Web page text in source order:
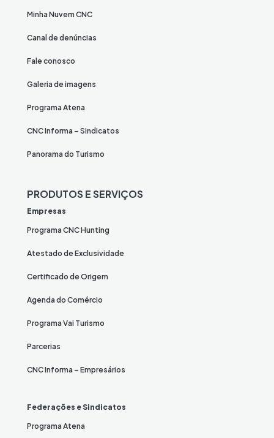
Minha Nuvem CNC
Canal de denúncias
Fale conosco
Galeria de imagens
Programa Atena
CNC Informa – Sindicatos
Panorama do Turismo
PRODUTOS E SERVIÇOS
Empresas
Programa CNC Hunting
Atestado de Exclusividade
Certificado de Origem
Agenda do Comércio
Programa Vai Turismo
Parcerias
CNC Informa – Empresários
Federações e Sindicatos
Programa Atena